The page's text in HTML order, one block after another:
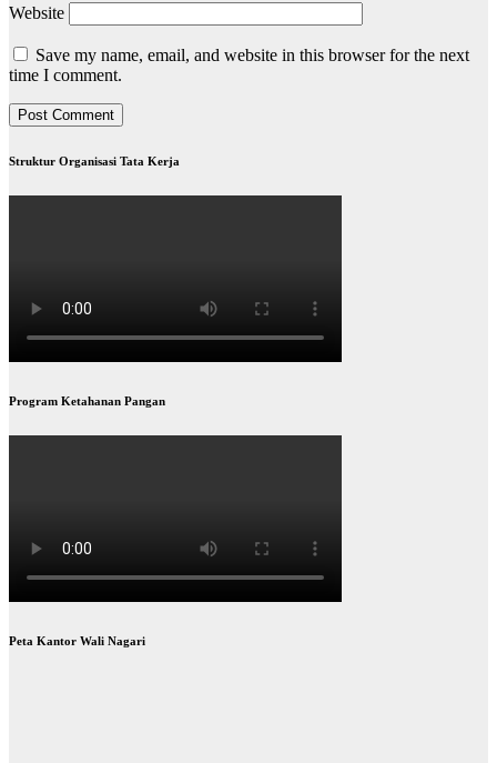
Website
Save my name, email, and website in this browser for the next
time I comment.
Struktur Organisasi Tata Kerja
Program Ketahanan Pangan
Peta Kantor Wali Nagari